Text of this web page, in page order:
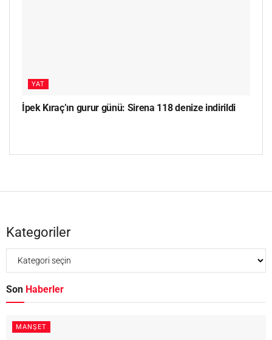
YAT
İpek Kıraç’ın gurur günü: Sirena 118 denize indirildi
Kategoriler
Son Haberler
MANŞET